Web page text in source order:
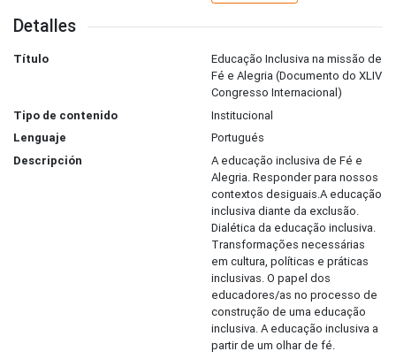
Detalles
Título
Educação Inclusiva na missão de
Fé e Alegria (Documento do XLIV
Congresso Internacional)
Tipo de contenido
Institucional
Lenguaje
Portugués
Descripción
A educação inclusiva de Fé e
Alegria. Responder para nossos
contextos desiguais.A educação
inclusiva diante da exclusão.
Dialética da educação inclusiva.
Transformações necessárias
em cultura, políticas e práticas
inclusivas. O papel dos
educadores/as no processo de
construção de uma educação
inclusiva. A educação inclusiva a
partir de um olhar de fé.